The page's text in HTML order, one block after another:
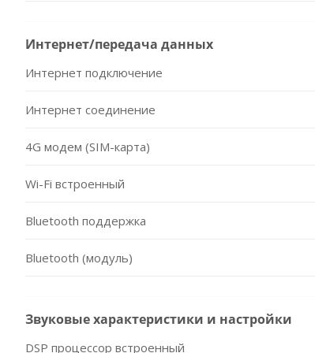
Интернет/передача данных
Интернет подключение
Интернет соединение
4G модем (SIM-карта)
Wi-Fi встроенный
Bluetooth поддержка
Bluetooth (модуль)
Звуковые характеристики и настройки
DSP процессор встроенный